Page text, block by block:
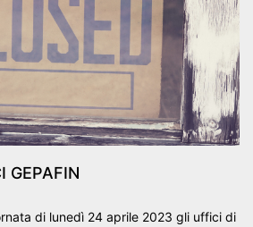
GEPAFIN
di lunedì 24 aprile 2023 gli uffici di